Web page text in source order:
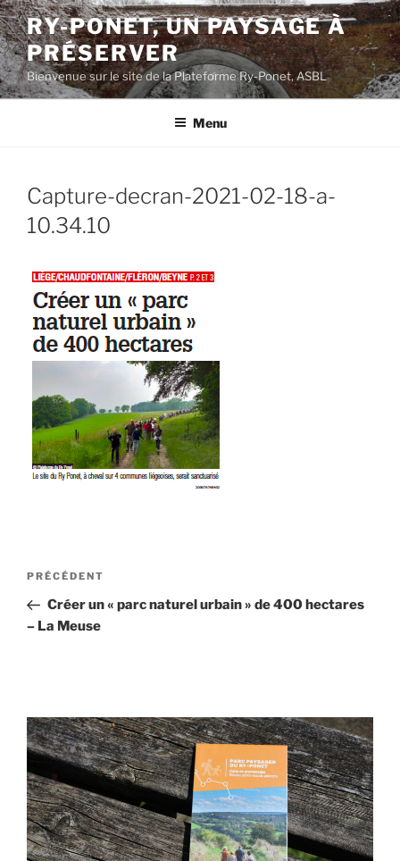
Aller
au
contenu
principal
RY-PONET, UN PAYSAGE À
PRÉSERVER
Bienvenue sur le site de la Plateforme Ry-Ponet, ASBL
Menu
Capture-decran-2021-02-18-a-
10.34.10
Navigation
l’article
Article
précédent
PRÉCÉDENT
Créer un « parc naturel urbain » de 400 hectares
– La Meuse